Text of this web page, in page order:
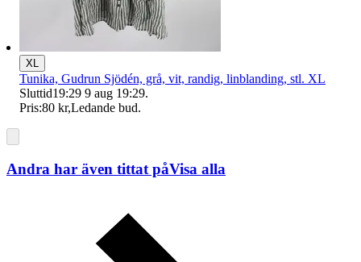
XL
Tunika, Gudrun Sjödén, grå, vit, randig, linblanding, stl. XL
Sluttid19:29 9 aug 19:29.
Pris:80 kr,Ledande bud.
Andra har även tittat påVisa alla